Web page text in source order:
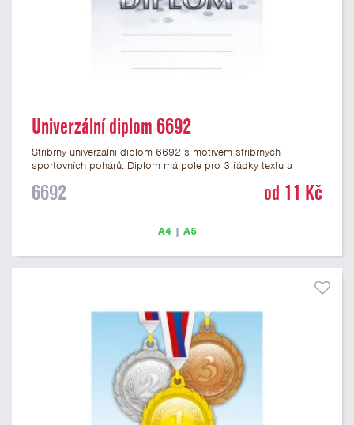
Univerzální diplom 6692
Stříbrný univerzální diplom 6692 s motivem stříbrných
sportovních pohárů. Diplom má pole pro 3 řádky textu a
formátu A4 a A5. Tento univerzální diplom je vhodný pro
motivem pohárů má gramáž 250 g/m2.
6692 od 11 Kč
A4| A5